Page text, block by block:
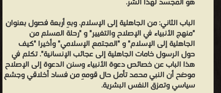
الباب الثاني: من الجاهلية إلى الإسلام. وبهِ أربعة فصول بعنوان
"منهج الأنبياء في الإصلاح والتغيير" و "رحلة المسلم من
الجاهلية إلى الإسلام" و "المجتمع الإسلامي" وأخيرا "كيف
حول الرسول خامات الجاهلية إلى عجائب الإنسانية". تكلم في
هذا الباب عن خصائص دعوة الأنبياء وسنن الدعوة إلى الإصلاح
موضح أن النبي محمد تأمل حال قومهِ من فساد أخلاقي وجشع
سياسي وتمزق النفس البشرية.